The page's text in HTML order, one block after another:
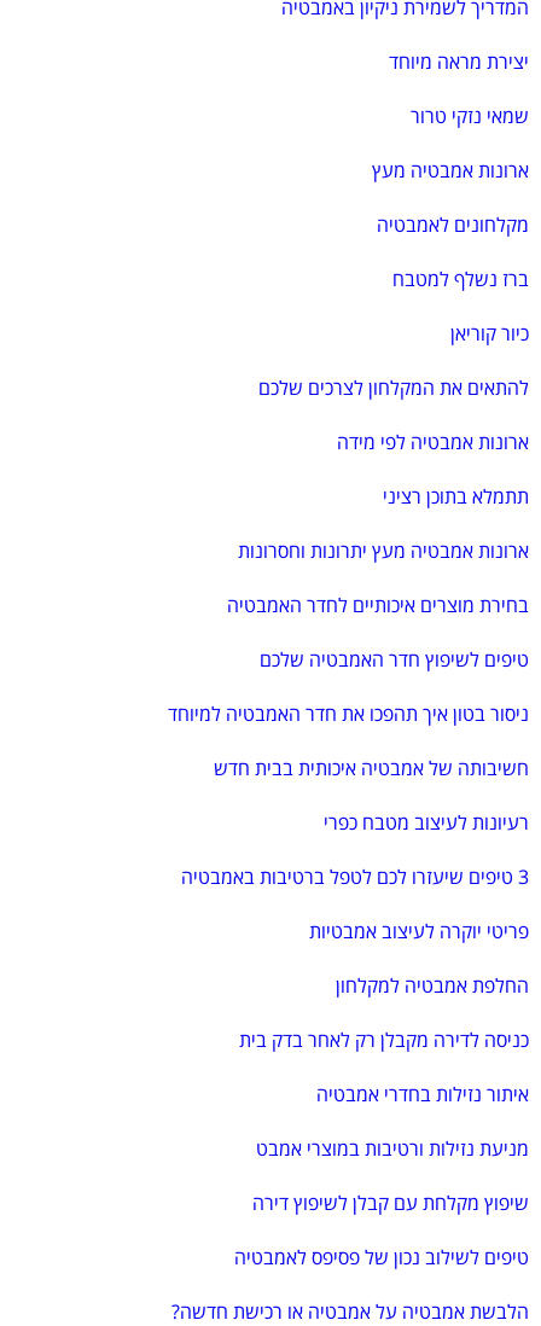
המדריך לשמירת ניקיון באמבטיה
יצירת מראה מיוחד
שמאי נזקי טרור
ארונות אמבטיה מעץ
מקלחונים לאמבטיה
ברז נשלף למטבח
כיור קוריאן
להתאים את המקלחון לצרכים שלכם
ארונות אמבטיה לפי מידה
תתמלא בתוכן רציני
ארונות אמבטיה מעץ יתרונות וחסרונות
בחירת מוצרים איכותיים לחדר האמבטיה
טיפים לשיפוץ חדר האמבטיה שלכם
ניסור בטון איך תהפכו את חדר האמבטיה למיוחד
חשיבותה של אמבטיה איכותית בבית חדש
רעיונות לעיצוב מטבח כפרי
3 טיפים שיעזרו לכם לטפל ברטיבות באמבטיה
פריטי יוקרה לעיצוב אמבטיות
החלפת אמבטיה למקלחון
כניסה לדירה מקבלן רק לאחר בדק בית
איתור נזילות בחדרי אמבטיה
מניעת נזילות ורטיבות במוצרי אמבט
שיפוץ מקלחת עם קבלן לשיפוץ דירה
טיפים לשילוב נכון של פסיפס לאמבטיה
הלבשת אמבטיה על אמבטיה או רכישת חדשה?